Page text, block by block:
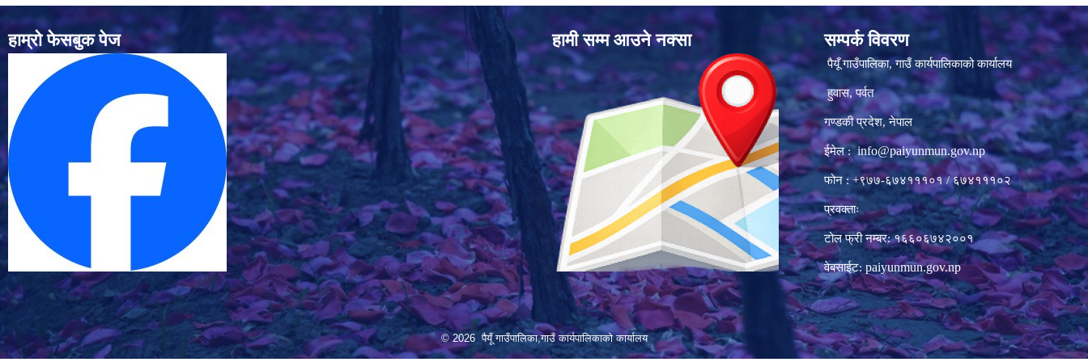
हाम्रो फेसबुक पेज हामी सम्म आउने नक्सा सम्पर्क विवरण
पैयूँ गाउँपालिका, गाउँ कार्यपालिकाको कार्यालय
हुवास, पर्वत
गण्डकी प्रदेश, नेपाल
ईमेल :info@paiyunmun.gov.np
फोन : +९७७-६७४१११०१ / ६७४१११०२
प्रवक्ताः
टोल फ्री नम्बर: १६६०६७४२००१
वेबसाईट: paiyunmun.gov.np
© 2026 पैयूँ गाउँपालिका,गाउँ कार्यपालिकाको कार्यालय